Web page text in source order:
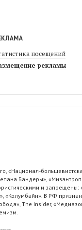
посещений
рекламы
Бандеры»,
и
«Колумбайн». В РФ
The Insider,